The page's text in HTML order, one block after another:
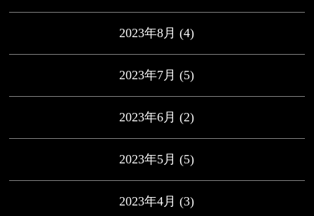
2023年8月 (4)
2023年7月 (5)
2023年6月 (2)
2023年5月 (5)
2023年4月 (3)